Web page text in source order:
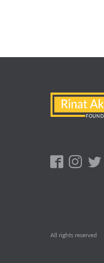
All rights reserved